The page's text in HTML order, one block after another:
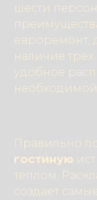
шести
евроремонт,
наличие
удобное
необходимой
Правильно
гостиную
теплом.
создает